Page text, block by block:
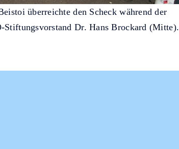
überreichte den Scheck während der
Stiftungsvorstand Dr. Hans Brockard (Mitte).